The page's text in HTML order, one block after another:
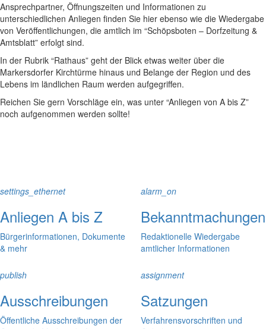
Ansprechpartner, Öffnungszeiten und Informationen zu
unterschiedlichen Anliegen finden Sie hier ebenso wie die Wiedergabe
von Veröffentlichungen, die amtlich im “Schöpsboten – Dorfzeitung &
Amtsblatt” erfolgt sind.
In der Rubrik “Rathaus” geht der Blick etwas weiter über die
Markersdorfer Kirchtürme hinaus und Belange der Region und des
Lebens im ländlichen Raum werden aufgegriffen.
Reichen Sie gern Vorschläge ein, was unter “Anliegen von A bis Z”
noch aufgenommen werden sollte!
settings_ethernet
Anliegen A bis Z
Bürgerinformationen, Dokumente
& mehr
alarm_on
Bekanntmachungen
Redaktionelle Wiedergabe
amtlicher Informationen
publish
Ausschreibungen
Öffentliche Ausschreibungen der
assignment
Satzungen
Verfahrensvorschriften und